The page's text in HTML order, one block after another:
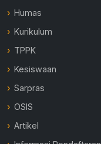
Humas
Kurikulum
TPPK
Kesiswaan
Sarpras
OSIS
Artikel